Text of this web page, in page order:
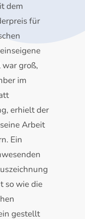
dem
für
war groß,
im
erhielt der
Arbeit
Ein
so wie die
gestellt